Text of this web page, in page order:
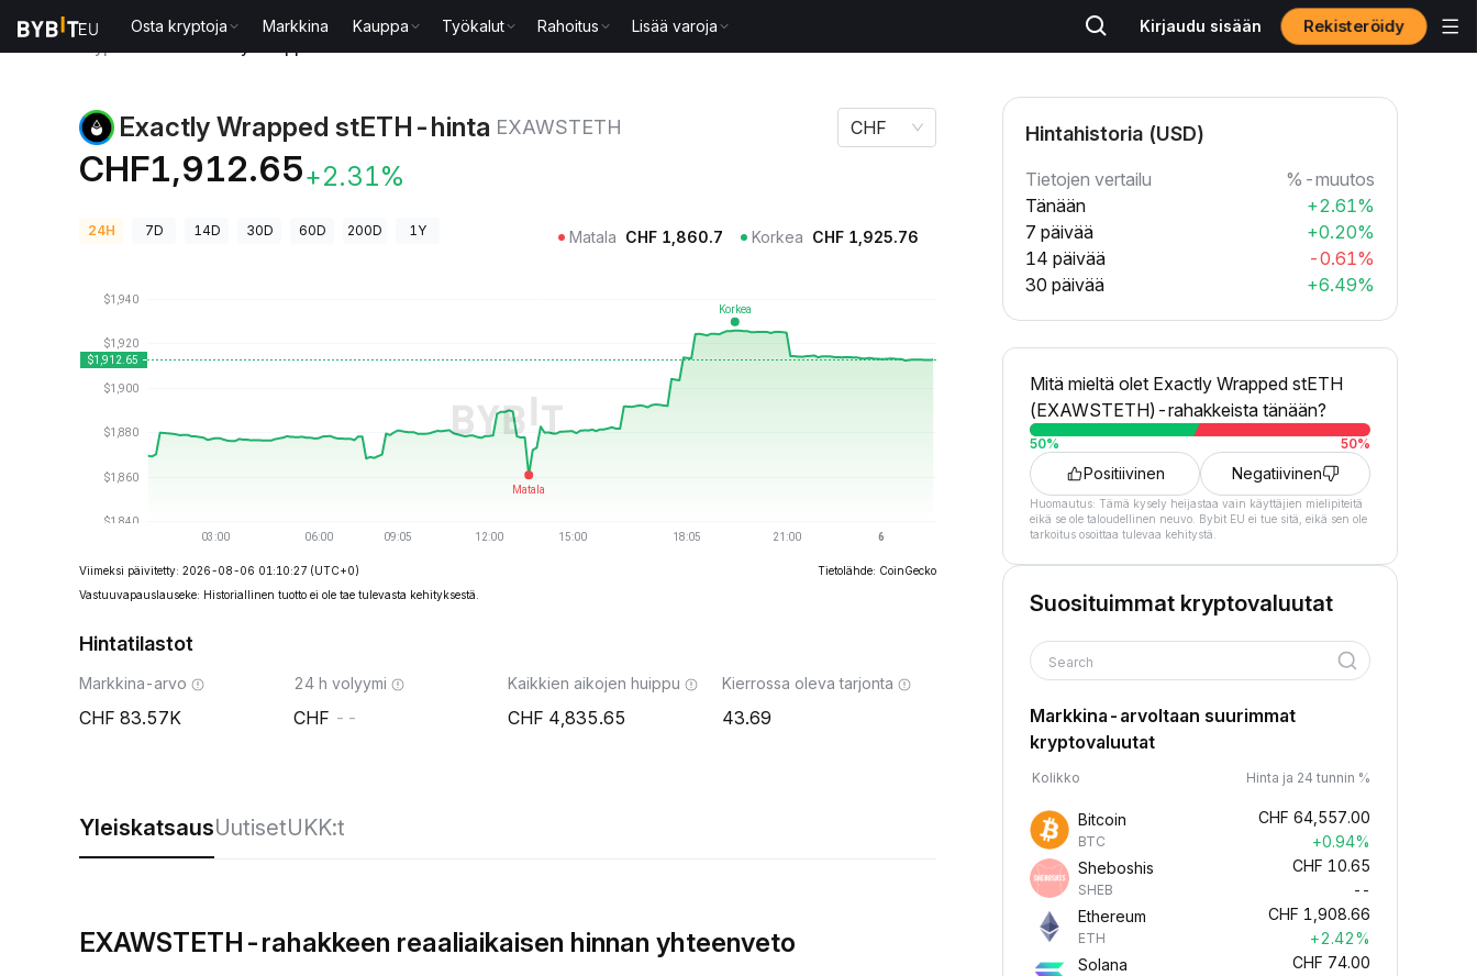
Osta kryptoja Markkina Kauppa Työkalut Rahoitus Lisää varoja Kirjaudu sisään Rekisteröidy
Exactly Wrapped stETH-hinta EXAWSTETH
CHF1,912.65+2.31%
CHF
24H 7D 14D 30D 60D 200D 1Y Matala CHF 1,860.7 Korkea CHF 1,925.76
Viimeksi päivitetty: 2026-08-06 01:10:27 (UTC+0)
Tietolähde: CoinGecko
Vastuuvapauslauseke: Historiallinen tuotto ei ole tae tulevasta kehityksestä.
Hintatilastot
Markkina-arvo
83.57K
24 h volyymi
--
Kaikkien aikojen huippu
4,835.65
Kierrossa oleva tarjonta
43.69
YleiskatsausUutisetUKK:t
EXAWSTETH-rahakkeen reaaliaikaisen hinnan yhteenveto
Hintahistoria (USD)
Tietojen vertailu
%-muutos
Tänään
+2.61%
7 päivää
+0.20%
14 päivää
-0.61%
30 päivää
+6.49%
Mitä mieltä olet Exactly Wrapped stETH
(EXAWSTETH)-rahakkeista tänään?
50% 50%
Positiivinen Negatiivinen
Huomautus: Tämä kysely heijastaa vain käyttäjien mielipiteitä
eikä se ole taloudellinen neuvo. Bybit EU ei tue sitä, eikä sen ole
tarkoitus osoittaa tulevaa kehitystä.
Suosituimmat kryptovaluutat
Search
Markkina-arvoltaan suurimmat
kryptovaluutat
Kolikko Hinta ja 24 tunnin %
Bitcoin
BTC
CHF 64,557.00
+0.94%
Sheboshis
SHEB
CHF 10.65
--
Ethereum
ETH
CHF 1,908.66
+2.42%
Solana
CHF 74.00